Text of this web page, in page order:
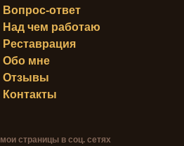
Вопрос-ответ
Над чем работаю
Реставрация
Обо мне
Отзывы
Контакты
мои страницы в соц. сетях